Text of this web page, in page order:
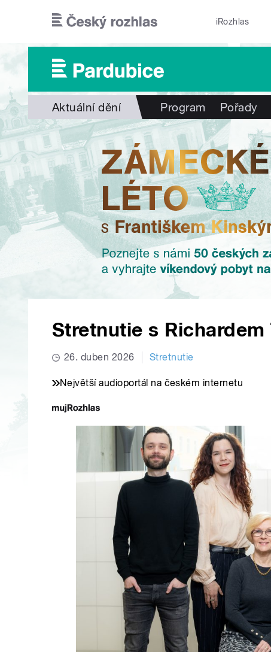
iRozhlas
Aktuální dění Program Pořady
Stretnutie s Richardem
26. duben 2026 Stretnutie
Největší audioportál na českém internetu